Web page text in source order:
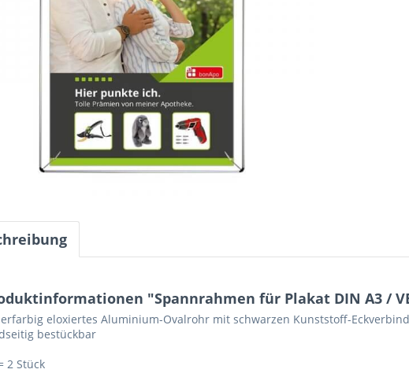
"Spannrahmen für Plakat DIN A3 /
eloxiertes Aluminium-Ovalrohr mit schwarzen Kunststoff-
bestückbar
2 Stück